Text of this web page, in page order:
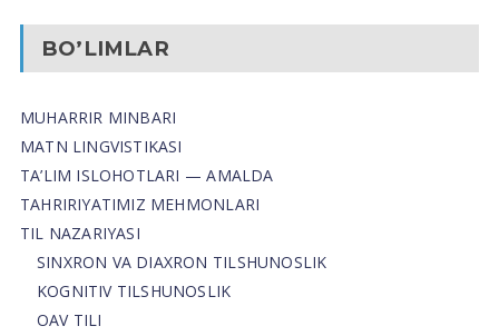
BO’LIMLAR
MUHARRIR MINBARI
MATN LINGVISTIKASI
TA’LIM ISLOHOTLARI — AMALDA
TAHRIRIYATIMIZ MEHMONLARI
TIL NAZARIYASI
SINXRON VA DIAXRON TILSHUNOSLIK
KOGNITIV TILSHUNOSLIK
OAV TILI